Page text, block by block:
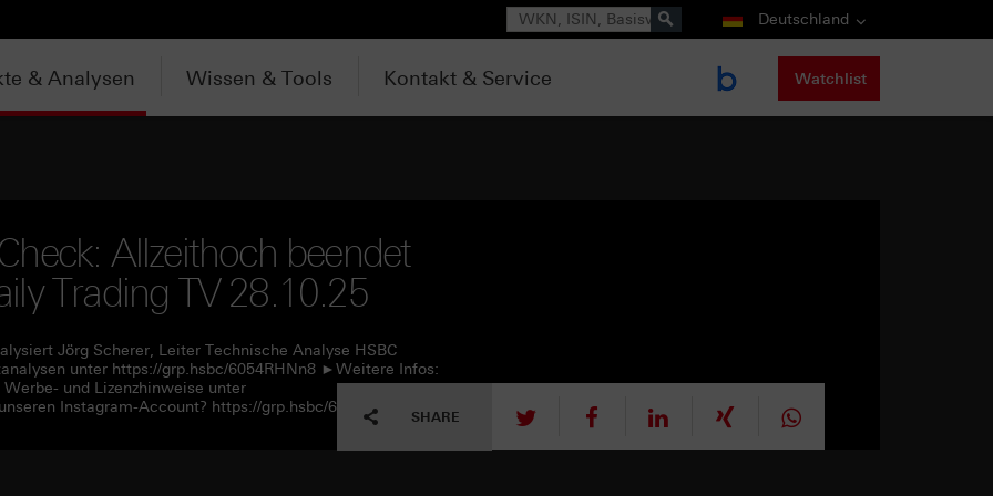
Suche Deutschland
& Analysen Wissen & Tools Kontakt & Service Watchlist
Allzeithoch beendet
Trading TV 28.10.25
Jörg Scherer, Leiter Technische Analyse HSBC
unter https://grp.hsbc/6054RHNn8 ►Weitere Infos:
und Lizenzhinweise unter
Instagram-Account? https://grp.hsbc/6057RHNn1
SHARE tweet mitteilen